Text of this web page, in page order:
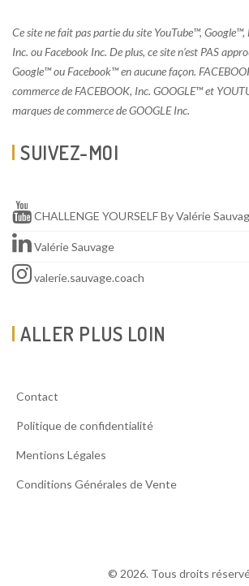
Ce site ne fait pas partie du site YouTube™,
Inc. ou Facebook Inc. De plus, ce site n’est PAS
Google™ ou Facebook™ en aucune façon.
commerce de FACEBOOK, Inc. GOOGLE™ et
marques de commerce de GOOGLE Inc.
SUIVEZ-MOI
CHALLENGE YOURSELF By Valérie
Valérie Sauvage
valerie.sauvage.coach
ALLER PLUS LOIN
Contact
Politique de confidentialité
Mentions Légales
Conditions Générales de Vente
© 2026. Tous droits